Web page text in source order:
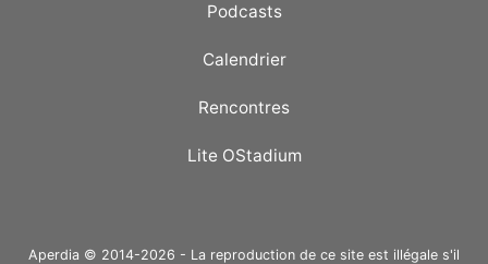
Podcasts
Calendrier
Rencontres
Lite OStadium
Aperdia © 2014-2026 - La reproduction de ce site est illégale s'il